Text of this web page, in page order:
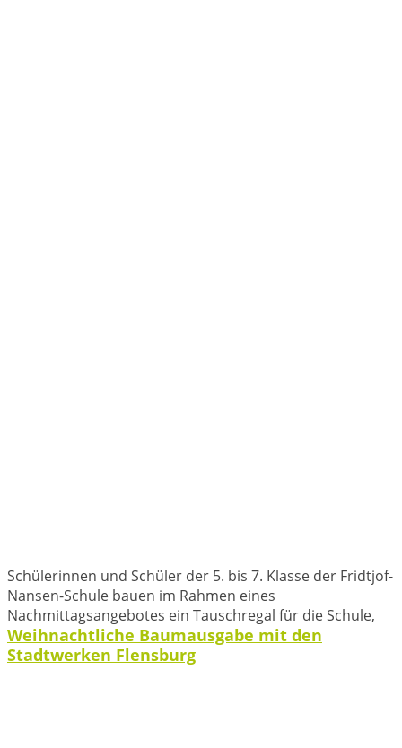
Schülerinnen und Schüler der 5. bis 7. Klasse der Fridtjof-
Nansen-Schule bauen im Rahmen eines
Nachmittagsangebotes ein Tauschregal für die Schule,
Weihnachtliche Baumausgabe mit den
Stadtwerken Flensburg